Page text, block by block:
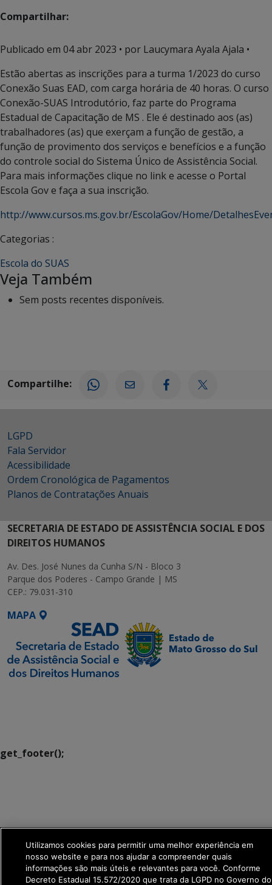
Compartilhar:
Publicado em 04 abr 2023 • por Laucymara Ayala Ajala •
Estão abertas as inscrições para a turma 1/2023 do curso
Conexão Suas EAD, com carga horária de 40 horas. O curso
Conexão-SUAS Introdutório, faz parte do Programa
Estadual de Capacitação de MS . Ele é destinado aos (as)
trabalhadores (as) que exerçam a função de gestão, a
função de provimento dos serviços e benefícios e a função
do controle social do Sistema Único de Assistência Social.
Para mais informações clique no link e acesse o Portal
Escola Gov e faça a sua inscrição.
http://www.cursos.ms.gov.br/EscolaGov/Home/
Categorias :
Escola do SUAS
Veja Também
Sem posts recentes disponíveis.
Compartilhe:
LGPD
Fala Servidor
Acessibilidade
Ordem Cronológica de Pagamentos
Planos de Contratações Anuais
SECRETARIA DE ESTADO DE ASSISTÊNCIA SOCIAL E DOS
DIREITOS HUMANOS
Av. Des. José Nunes da Cunha S/N - Bloco 3
Parque dos Poderes - Campo Grande | MS
CEP.: 79.031-310
MAPA
get_footer();
Utilizamos cookies para permitir uma melhor experiência em
nosso website e para nos ajudar a compreender quais
informações são mais úteis e relevantes para você. Conforme
Decreto Estadual 15.572/2020 que trata da LGPD no Governo do